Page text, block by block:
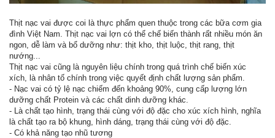
Thịt nạc vai được coi là thực phẩm quen thuộc trong các bữa cơm gia
đình Việt Nam. Thịt nạc vai lợn có thể chế biến thành rất nhiều món ăn
ngon, dễ làm và bổ dưỡng như: thịt kho, thịt luộc, thịt rang, thịt
nướng...
Thịt nạc vai cũng là nguyên liệu chính trong quá trình chế biến xúc
xích, là nhân tố chính trong việc quyết định chất lượng sản phẩm.
- Nạc vai có tỷ lệ nạc chiếm đến khoảng 90%, cung cấp lượng lớn
dưỡng chất Protein và các chất dinh dưỡng khác.
- Là chất tạo hình, trạng thái cùng với độ đặc cho xúc xích hình, nghĩa
là chất tạo ra bộ khung, hình dáng, trạng thái cùng với độ đặc.
- Có khả năng tạo nhũ tương